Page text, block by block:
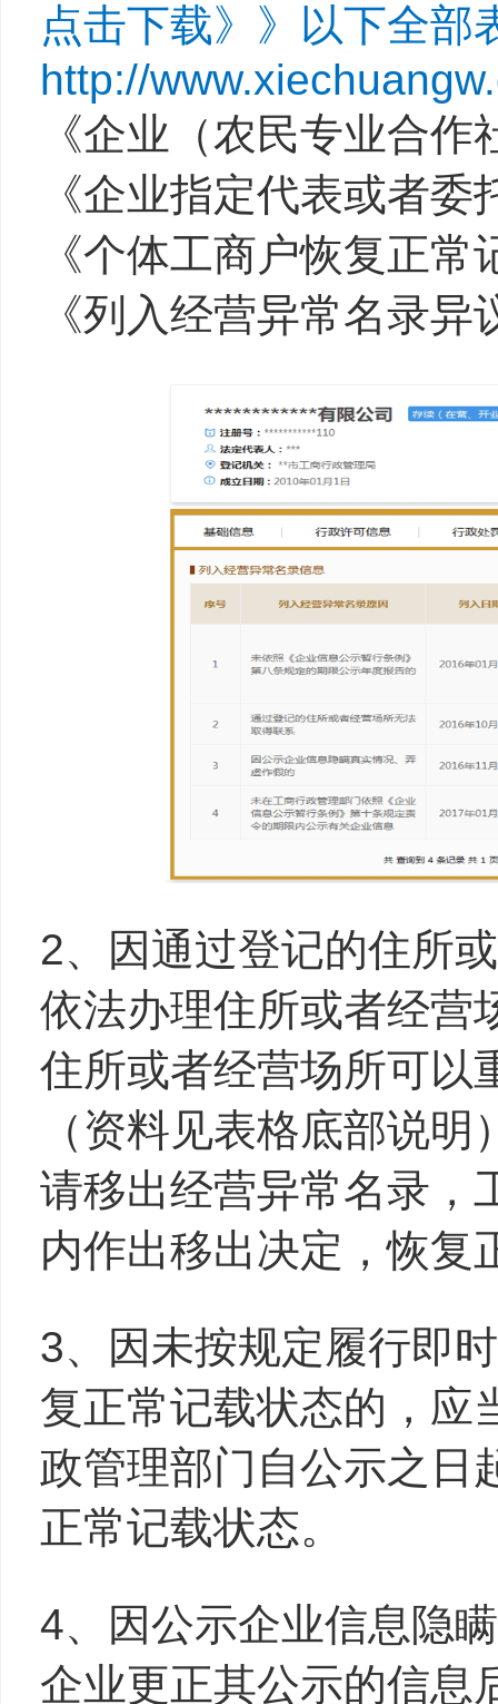
点击下载》》以下全部
http://
《企业（农民专业合
《企业指定代表或者
《个体工商户恢复正
《列入经营异常名录异
2、因通过登记的住所
依法办理住所或者经营
住所或者经营场所可以
（资料见表格底部说
请移出经营异常名录，
内作出移出决定，恢复
3、因未按规定履行即
复正常记载状态的，应
政管理部门自公示之日
正常记载状态。
4、因公示企业信息隐
企业更正其公示的信息